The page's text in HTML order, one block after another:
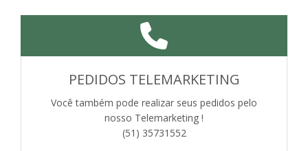
PEDIDOS TELEMARKETING
Você também pode realizar seus pedidos pelo
nosso Telemarketing !
(51) 35731552